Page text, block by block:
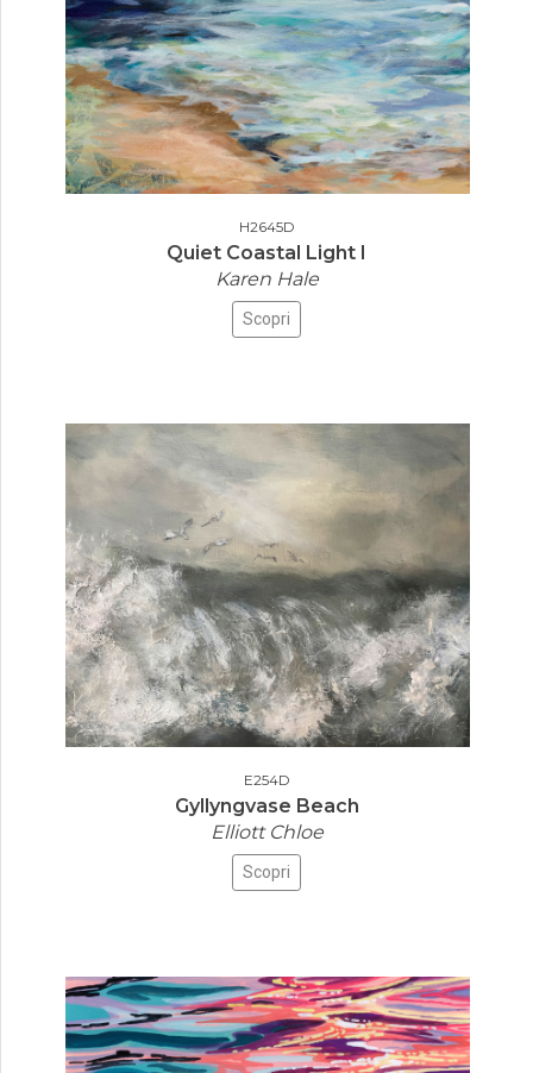
H2645D
Quiet Coastal Light I
Karen Hale
Scopri
E254D
Gyllyngvase Beach
Elliott Chloe
Scopri